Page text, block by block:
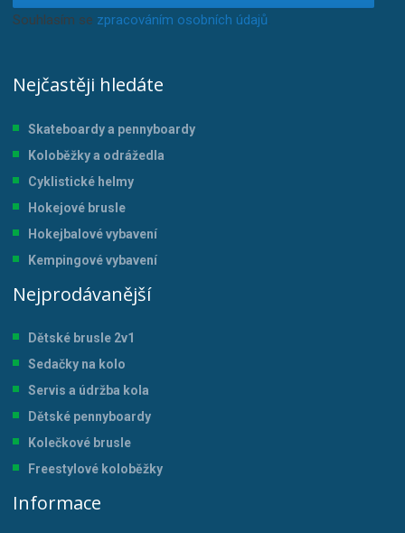
Souhlasím se zpracováním osobních údajů.
Nejčastěji hledáte
Skateboardy a pennyboardy
Koloběžky a odrážedla
Cyklistické helmy
Hokejové brusle
Hokejbalové vybavení
Kempingové vybavení
Nejprodávanější
Dětské brusle 2v1
Sedačky na kolo
Servis a údržba kola
Dětské pennyboardy
Kolečkové brusle
Freestylové koloběžky
Informace